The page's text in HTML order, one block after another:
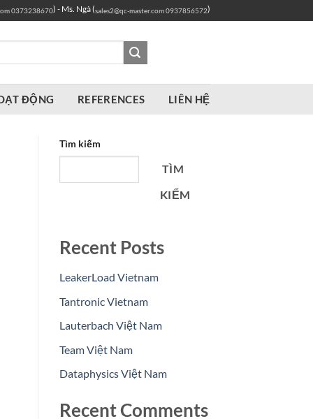
0373238670) - Ms. Ngà (sales2@qc-master.com0937856572)
ĐỘNG REFERENCES LIÊN HỆ
Tìm kiếm
TÌM
KIẾM
Recent Posts
LeakerLoad Vietnam
Tantronic Vietnam
Lauterbach Việt Nam
Team Việt Nam
Dataphysics Việt Nam
Recent Comments